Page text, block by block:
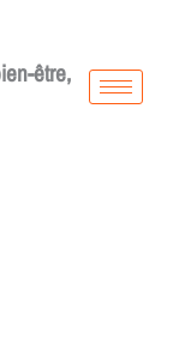
être,